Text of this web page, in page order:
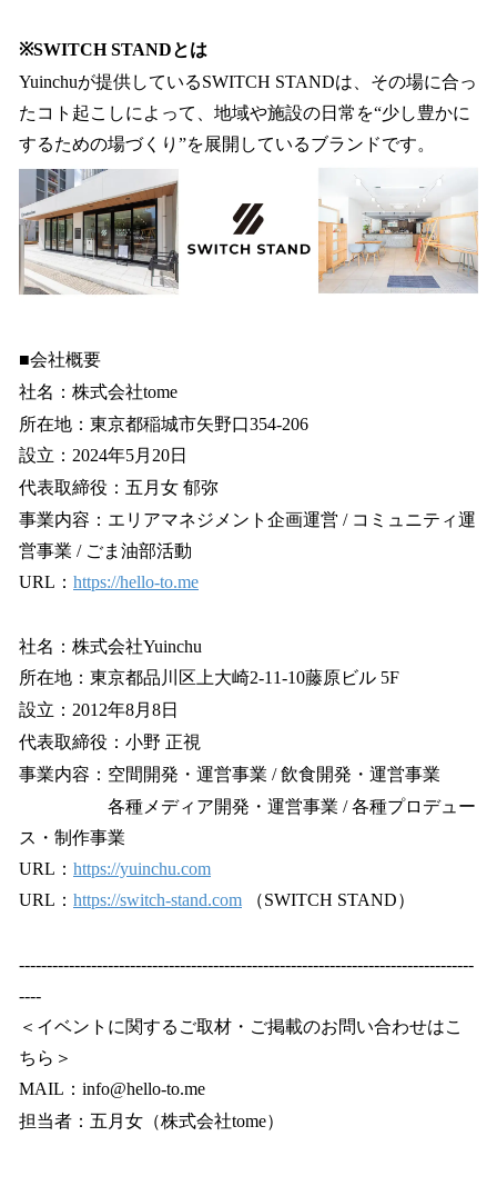
※SWITCH STANDとは
Yuinchuが提供しているSWITCH STANDは、その場に合っ
たコト起こしによって、地域や施設の日常を“少し豊かに
するための場づくり”を展開しているブランドです。
■会社概要
社名：株式会社tome
所在地：東京都稲城市矢野口354-206
設立：2024年5月20日
代表取締役：五月女 郁弥
事業内容：エリアマネジメント企画運営 / コミュニティ運
営事業 / ごま油部活動
URL： https://hello-to.me
社名：株式会社Yuinchu
所在地：東京都品川区上大崎2-11-10藤原ビル 5F
設立：2012年8月8日
代表取締役：小野 正視
事業内容：空間開発・運営事業 / 飲食開発・運営事業
各種メディア開発・運営事業 / 各種プロデュー
ス・制作事業
URL： https://yuinchu.com
URL： https://switch-stand.com （SWITCH STAND）
----------------------------------------------------------------------------------
----
＜イベントに関するご取材・ご掲載のお問い合わせはこ
ちら＞
MAIL：info@hello-to.me
担当者：五月女（株式会社tome）